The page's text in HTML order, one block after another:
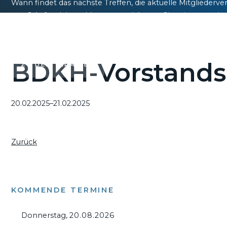
Wann findet das nächste Treffen, die aktuelle
statt? Auf welchem Messeevent können Sie mit uns
ZU DEN TERMINEN
BDKH-
20.02.2025–21.02.2025
Zurück
KOMMENDE TERMINE
Donnerstag, 20.08.2026